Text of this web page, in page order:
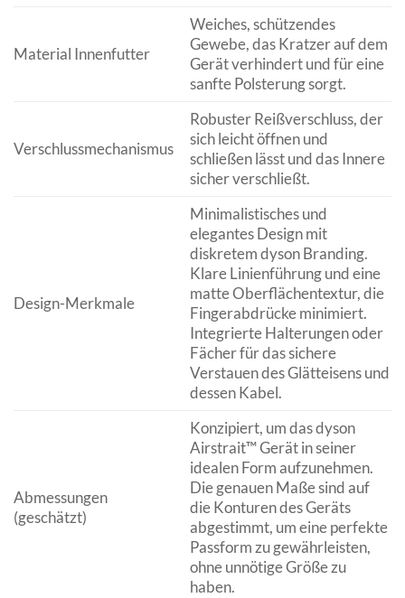
Material Innenfutter
Weiches, schützendes
Gewebe, das Kratzer auf dem
Gerät verhindert und für eine
sanfte Polsterung sorgt.
Verschlussmechanismus
Robuster Reißverschluss, der
sich leicht öffnen und
schließen lässt und das Innere
sicher verschließt.
Design-Merkmale
Minimalistisches und
elegantes Design mit
diskretem dyson Branding.
Klare Linienführung und eine
matte Oberflächentextur, die
Fingerabdrücke minimiert.
Integrierte Halterungen oder
Fächer für das sichere
Verstauen des Glätteisens und
dessen Kabel.
Abmessungen
(geschätzt)
Konzipiert, um das dyson
Airstrait™ Gerät in seiner
idealen Form aufzunehmen.
Die genauen Maße sind auf
die Konturen des Geräts
abgestimmt, um eine perfekte
Passform zu gewährleisten,
ohne unnötige Größe zu
haben.